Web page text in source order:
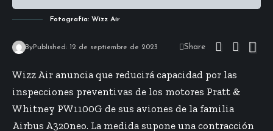
Fotografía: Wizz Air
ByPublished: 12 de septiembre de 2023 Share
Wizz Air anuncia que reducirá capacidad por las
inspecciones preventivas de los motores Pratt &
Whitney PW1100G de sus aviones de la familia
Airbus A320neo. La medida supone una contracción